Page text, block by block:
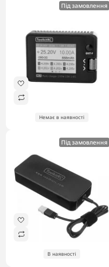
Під замовлення
Немає в наявності
Під замовлення
В наявності